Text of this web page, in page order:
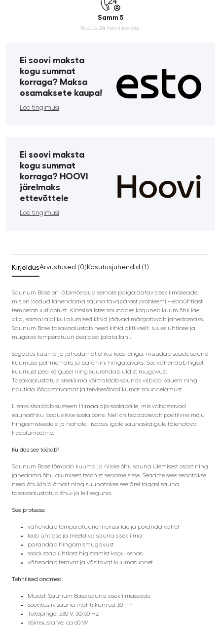
Samm 5
Vastus 24 tunni jooksul.
Ei soovi maksta
kogu summat
korraga? Maksa
osamaksete kaupa!
Loe tingimusi
Ei soovi maksta
kogu summat
korraga? HOOVI
järelmaks
ettevõttele
Loe tingimusi
KirjeldusArvustused (0) Kasutusjuhendid (1)
Saunum Base on läbimõeldud seinale paigaldatav sisekliimaseade,
mis on loodud lahendama sauna tavapärast probleemi – ebaühtlast
temperatuurijaotust. Klassikalistes saunades koguneb kuum õhk lae
alla, samal ajal kui alumised kihid jäävad märgatavalt jahedamaks.
Saunum Base tasakaalustab need kihid aktiivselt, luues ühtlase ja
mugava temperatuuri pealaest jalatallani.
Segades kuuma ja jahedamat õhku koos leiliga, muudab seade sauna
kuumuse pehmemaks ja paremini hingatavaks. See vähendab liigset
kuumust pea kõrgusel ning suurendab üldist mugavust.
Tasakaalustatud sisekliima võimaldab saunas viibida kauem ning
nautida lõõgastavamat ja tervisesõbralikumat saunaelamust.
Lisaks sisaldab süsteem Himaalaja soolapalle, mis vabastavad
saunaõhku looduslikke soolaioone. Neil on teadaolevalt positiivne mõju
hingamisteedele ja nahale, lisades igale saunaskäigule täiendava
heaolumõõtme.
Kuidas see töötab?
Saunum Base tõmbab kuuma ja niiske õhu sauna ülemisest osast ning
jahedama õhu alumisest tsoonist seadme sisse. Seadme sees segatakse
need õhukihid õrnalt ning suunatakse seejärel tagasi sauna
tasakaalustatud õhu- ja leiliseguna.
See protsess:
vähendab temperatuurierinevusi lae ja põranda vahel
loob ühtlase ja meeldiva sauna sisekliima
parandab hingamismugavust
soodustab ühtlast higistamist kogu kehas
vähendab teravat ja väsitavat kuumatunnet
Tehnilised andmed:
Mudel: Saunum Base sauna sisekliimaseade
Soovituslik sauna maht: kuni ca 30 m³
Toitepinge: 230 V, 50/60 Hz
Võimsustarve: ca 60 W